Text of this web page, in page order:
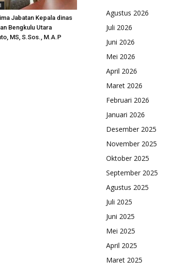
Jabatan Kepala dinas
Bengkulu Utara
MS, S.Sos., M.A.P
Agustus 2026
Juli 2026
Juni 2026
Mei 2026
April 2026
Maret 2026
Februari 2026
Januari 2026
Desember 2025
November 2025
Oktober 2025
September 2025
Agustus 2025
Juli 2025
Juni 2025
Mei 2025
April 2025
Maret 2025